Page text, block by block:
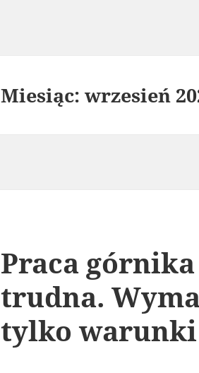
Miesiąc:wrzesień
Praca
trudna.
tylko warunki